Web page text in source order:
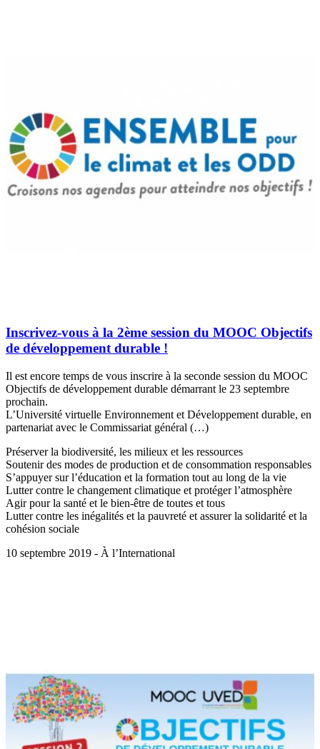
Inscrivez-vous à la 2ème session du MOOC Objectifs
de développement durable !
Il est encore temps de vous inscrire à la seconde session du MOOC
Objectifs de développement durable démarrant le 23 septembre
prochain.
L’Université virtuelle Environnement et Développement durable, en
partenariat avec le Commissariat général (…)
Préserver la biodiversité, les milieux et les ressources
Soutenir des modes de production et de consommation responsables
S’appuyer sur l’éducation et la formation tout au long de la vie
Lutter contre le changement climatique et protéger l’atmosphère
Agir pour la santé et le bien-être de toutes et tous
Lutter contre les inégalités et la pauvreté et assurer la solidarité et la
cohésion sociale
10 septembre 2019 - À l’International